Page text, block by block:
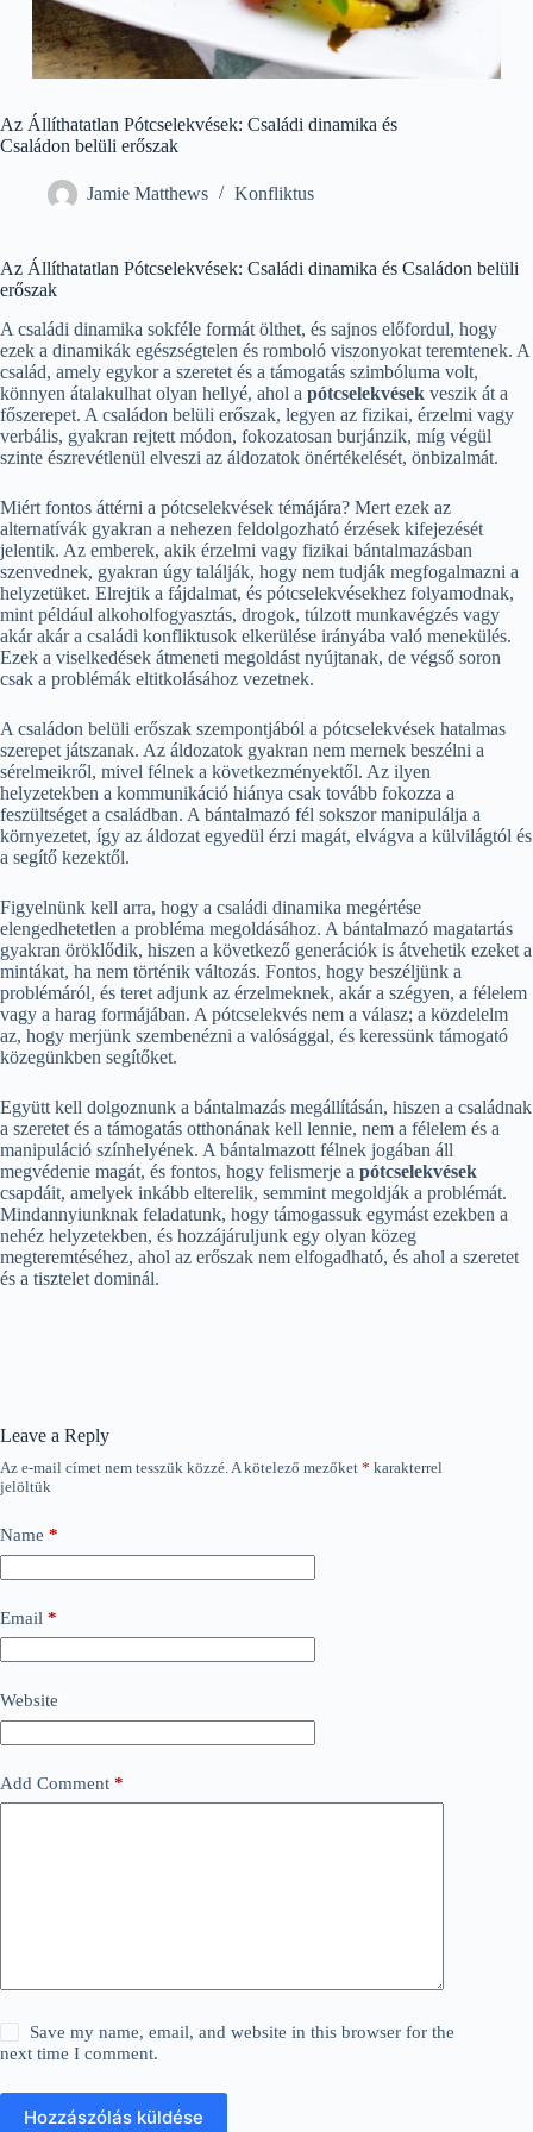
Az Állíthatatlan Pótcselekvések: Családi dinamika és
Családon belüli erőszak
Jamie Matthews Konfliktus
Az Állíthatatlan Pótcselekvések: Családi dinamika és Családon belüli
erőszak
A családi dinamika sokféle formát ölthet, és sajnos előfordul, hogy
ezek a dinamikák egészségtelen és romboló viszonyokat teremtenek. A
család, amely egykor a szeretet és a támogatás szimbóluma volt,
könnyen átalakulhat olyan hellyé, ahol a pótcselekvések veszik át a
főszerepet. A családon belüli erőszak, legyen az fizikai, érzelmi vagy
verbális, gyakran rejtett módon, fokozatosan burjánzik, míg végül
szinte észrevétlenül elveszi az áldozatok önértékelését, önbizalmát.
Miért fontos áttérni a pótcselekvések témájára? Mert ezek az
alternatívák gyakran a nehezen feldolgozható érzések kifejezését
jelentik. Az emberek, akik érzelmi vagy fizikai bántalmazásban
szenvednek, gyakran úgy találják, hogy nem tudják megfogalmazni a
helyzetüket. Elrejtik a fájdalmat, és pótcselekvésekhez folyamodnak,
mint például alkoholfogyasztás, drogok, túlzott munkavégzés vagy
akár akár a családi konfliktusok elkerülése irányába való menekülés.
Ezek a viselkedések átmeneti megoldást nyújtanak, de végső soron
csak a problémák eltitkolásához vezetnek.
A családon belüli erőszak szempontjából a pótcselekvések hatalmas
szerepet játszanak. Az áldozatok gyakran nem mernek beszélni a
sérelmeikről, mivel félnek a következményektől. Az ilyen
helyzetekben a kommunikáció hiánya csak tovább fokozza a
feszültséget a családban. A bántalmazó fél sokszor manipulálja a
környezetet, így az áldozat egyedül érzi magát, elvágva a külvilágtól és
a segítő kezektől.
Figyelnünk kell arra, hogy a családi dinamika megértése
elengedhetetlen a probléma megoldásához. A bántalmazó magatartás
gyakran öröklődik, hiszen a következő generációk is átvehetik ezeket a
mintákat, ha nem történik változás. Fontos, hogy beszéljünk a
problémáról, és teret adjunk az érzelmeknek, akár a szégyen, a félelem
vagy a harag formájában. A pótcselekvés nem a válasz; a közdelelm
az, hogy merjünk szembenézni a valósággal, és keressünk támogató
közegünkben segítőket.
Együtt kell dolgoznunk a bántalmazás megállításán, hiszen a családnak
a szeretet és a támogatás otthonának kell lennie, nem a félelem és a
manipuláció színhelyének. A bántalmazott félnek jogában áll
megvédenie magát, és fontos, hogy felismerje a pótcselekvések
csapdáit, amelyek inkább elterelik, semmint megoldják a problémát.
Mindannyiunknak feladatunk, hogy támogassuk egymást ezekben a
nehéz helyzetekben, és hozzájáruljunk egy olyan közeg
megteremtéséhez, ahol az erőszak nem elfogadható, és ahol a szeretet
és a tisztelet dominál.
Leave a Reply
Az e-mail címet nem tesszük közzé.A kötelező mezőket * karakterrel
jelöltük
Name *
Email *
Website
Add Comment *
Save my name, email, and website in this browser for the
next time I comment.
Hozzászólás küldése